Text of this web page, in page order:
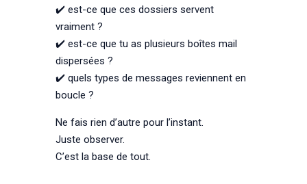
✔️ est-ce que ces dossiers servent
vraiment ?
✔️ est-ce que tu as plusieurs boîtes mail
dispersées ?
✔️ quels types de messages reviennent en
boucle ?
Ne fais rien d’autre pour l’instant.
Juste observer.
C’est la base de tout.